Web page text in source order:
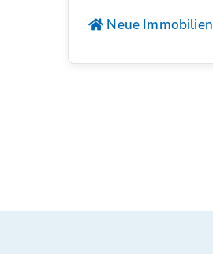
Neue Immobilien